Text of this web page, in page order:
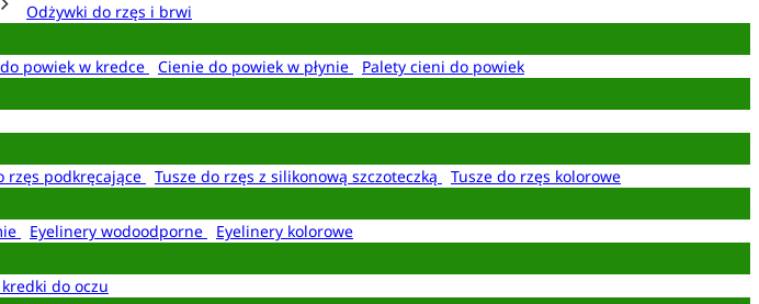
Odżywki do rzęs i brwi
powiek w kredce Cienie do powiek w płynie
Palety cieni do powiek
rzęs podkręcające Tusze do rzęs z silikonową szczoteczką
Tusze do rzęs kolorowe
Eyelinery wodoodporne
Eyelinery kolorowe
do oczu